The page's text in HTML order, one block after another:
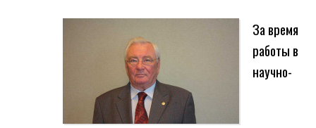
За время
работы в
научно-